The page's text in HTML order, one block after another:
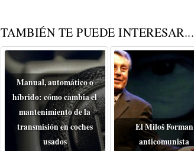
TAMBIÉN TE PUEDE INTERESAR...
Manual, automático o
híbrido: cómo cambia el
mantenimiento de la
transmisión en coches
usados
El Miloš Forman
anticomunista